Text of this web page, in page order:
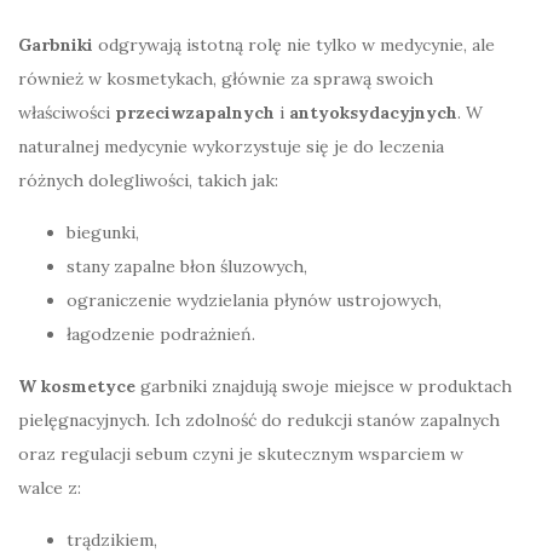
Garbniki odgrywają istotną rolę nie tylko w medycynie, ale
również w kosmetykach, głównie za sprawą swoich
właściwości przeciwzapalnych i antyoksydacyjnych. W
naturalnej medycynie wykorzystuje się je do leczenia
różnych dolegliwości, takich jak:
biegunki,
stany zapalne błon śluzowych,
ograniczenie wydzielania płynów ustrojowych,
łagodzenie podrażnień.
W kosmetyce garbniki znajdują swoje miejsce w produktach
pielęgnacyjnych. Ich zdolność do redukcji stanów zapalnych
oraz regulacji sebum czyni je skutecznym wsparciem w
walce z:
trądzikiem,